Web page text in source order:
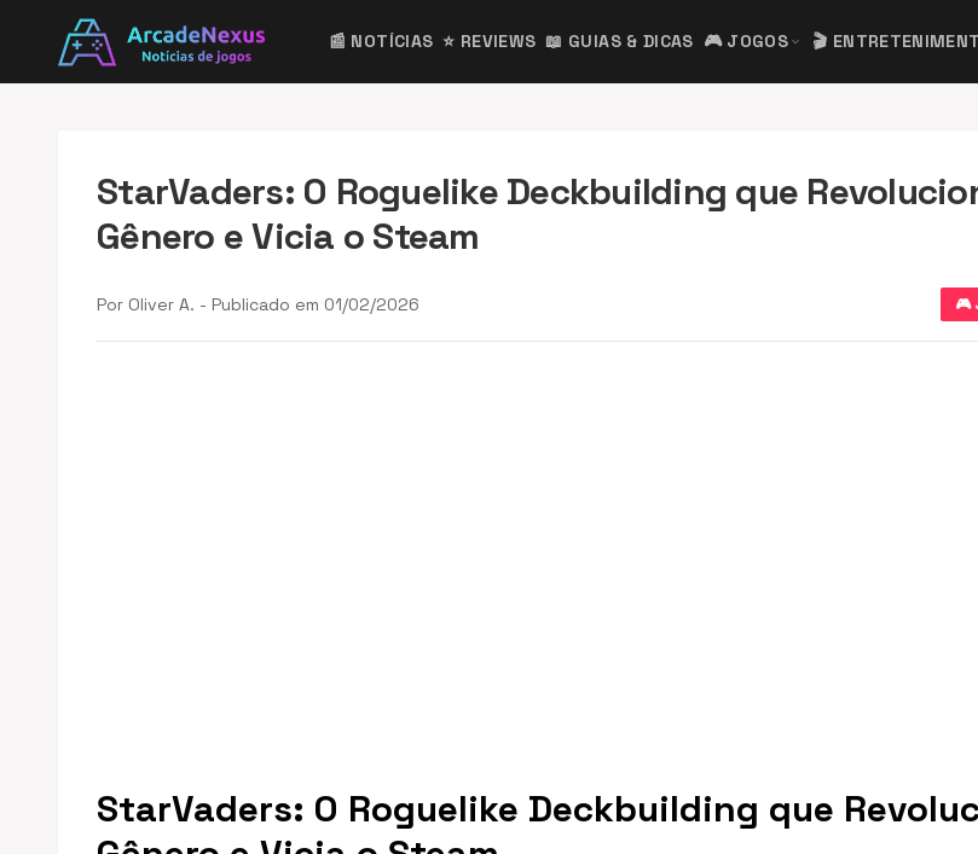
📰 NOTÍCIAS ⭐ REVIEWS 📖 GUIAS & DICAS 🎮 JOGOS expand_more 🎬
StarVaders: O Roguelike Deckbuilding que
Gênero e Vicia o Steam
Por Oliver A. - Publicado em 01/02/2026 🎮
StarVaders: O Roguelike Deckbuilding que